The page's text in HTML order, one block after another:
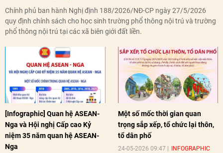
Chính phủ ban hành Nghị định 188/2026/NĐ-CP ngày 27/5/2026
quy định chính sách cho học sinh trường phổ thông nội trú và trường
phổ thông nội trú tại các xã biên giới đất liền.
[Infographic] Quan hệ ASEAN-
Nga và Hội nghị Cấp cao Kỷ
niệm 35 năm quan hệ ASEAN-
Nga
Một số mốc thời gian quan
trọng sắp xếp, tổ chức lại thôn,
tổ dân phố
24-05-2026 09:47 INFOGRAPHIC